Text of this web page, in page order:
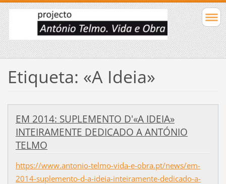
Etiqueta: «A Ideia»
EM 2014: SUPLEMENTO D'«A IDEIA»
INTEIRAMENTE DEDICADO A ANTÓNIO
TELMO
https://www.antonio-telmo-vida-e-obra.pt/news/em-
2014-suplemento-d-a-ideia-inteiramente-dedicado-a-